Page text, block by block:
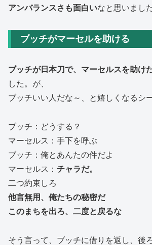
アンバランスさも面白いなと思いました
ブッチがマーセルを助ける
ブッチが日本刀で、マーセルスを助け
した。が、
ブッチいい人だな～、と嬉しくなるシ
ブッチ：どうする？
マーセルス：手下を呼ぶ
ブッチ：俺とあんたの件だよ
マーセルス： チャラだ。
二つ約束しろ
他言無用、俺たちの秘密だ
このまちを出ろ、二度と戻るな
そう言って、ブッチに借りを返し、後